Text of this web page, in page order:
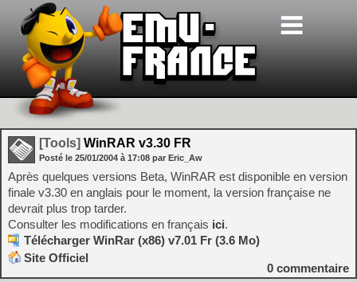
[Tools] WinRAR v3.30 FR
Posté le 25/01/2004 à 17:08 par Eric_Aw
Après quelques versions Beta, WinRAR est disponible en version
finale v3.30 en anglais pour le moment, la version française ne
devrait plus trop tarder.
Consulter les modifications en français ici.
Télécharger WinRar (x86) v7.01 Fr (3.6 Mo)
Site Officiel
0 commentaire